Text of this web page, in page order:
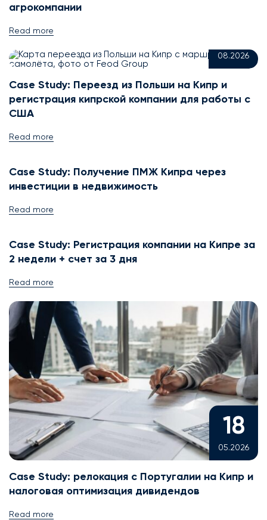
агрокомпании
Read more
08.2026
Case Study: Переезд из Польши на Кипр и
регистрация кипрской компании для работы с
США
Read more
Case Study: Получение ПМЖ Кипра через
инвестиции в недвижимость
Read more
Case Study: Регистрация компании на Кипре за
2 недели + счет за 3 дня
Read more
18
05.2026
Case Study: релокация с Португалии на Кипр и
налоговая оптимизация дивидендов
Read more